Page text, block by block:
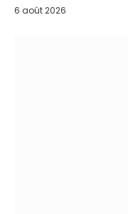
6 août 2026